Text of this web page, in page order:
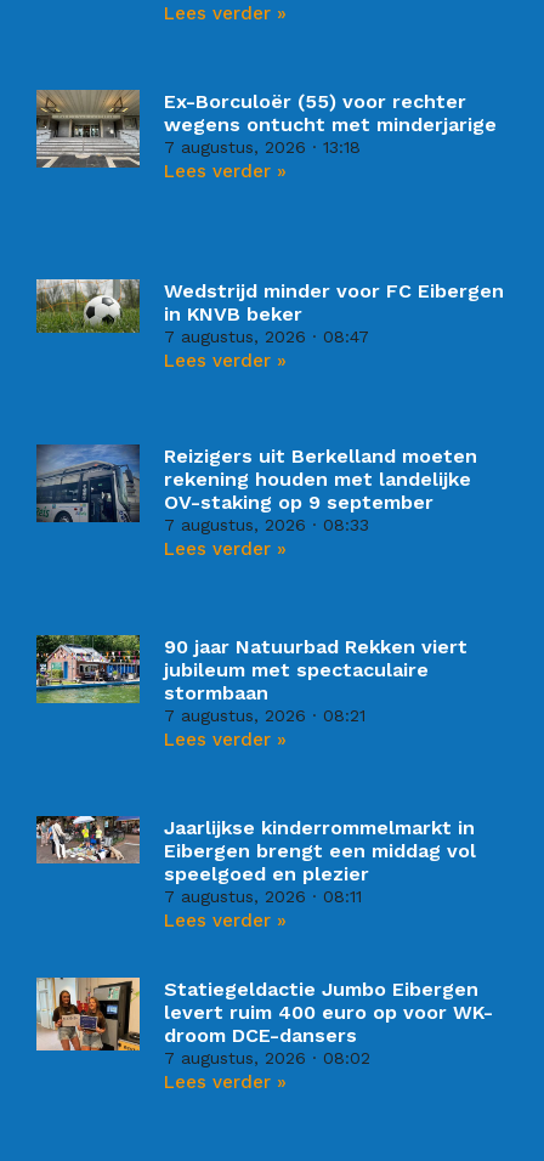
Lees verder »
Ex-Borculoër (55) voor rechter
wegens ontucht met minderjarige
7 augustus, 2026 13:18
Lees verder »
Wedstrijd minder voor FC Eibergen
in KNVB beker
7 augustus, 2026 08:47
Lees verder »
Reizigers uit Berkelland moeten
rekening houden met landelijke
OV-staking op 9 september
7 augustus, 2026 08:33
Lees verder »
90 jaar Natuurbad Rekken viert
jubileum met spectaculaire
stormbaan
7 augustus, 2026 08:21
Lees verder »
Jaarlijkse kinderrommelmarkt in
Eibergen brengt een middag vol
speelgoed en plezier
7 augustus, 2026 08:11
Lees verder »
Statiegeldactie Jumbo Eibergen
levert ruim 400 euro op voor WK-
droom DCE-dansers
7 augustus, 2026 08:02
Lees verder »